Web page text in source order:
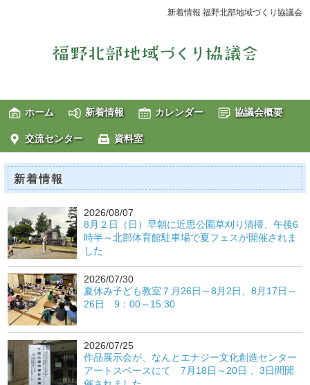
新着情報 福野北部地域づくり協議会
ホーム 新着情報 カレンダー 協議会概要
交流センター 資料室
新着情報
2026/08/07
8月２日（日）早朝に近思公園草刈り清掃、午後6
時半～北部体育館駐車場で夏フェスが開催されま
した
2026/07/30
夏休み子ども教室７月26日～8月2日、8月17日～
26日 9：00～15:30
2026/07/25
作品展示会が、なんとエナジー文化創造センター
アートスペースにて 7月18日～20日 、3日間開